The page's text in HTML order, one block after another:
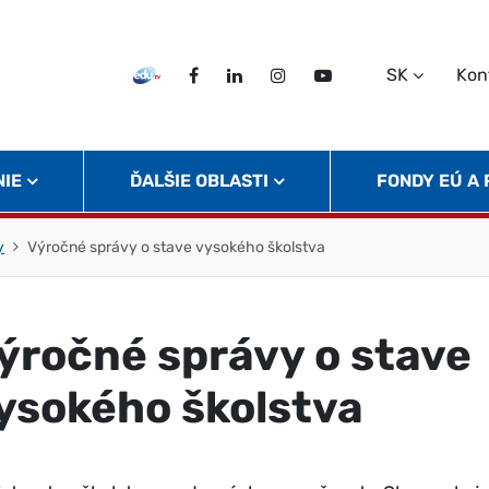
EDU TVFacebookLinkedInInstagram
Twitter
SK
ĎALŠIE OBLASTI FONDY EÚ A
Výročné správy o stave vysokého školstva
správy o stave
školstva